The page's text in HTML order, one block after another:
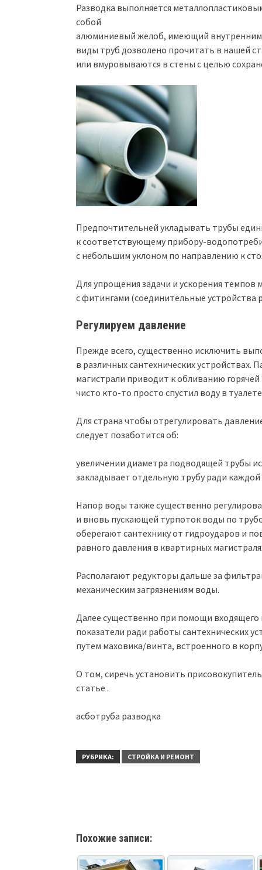
Разводка выполняется
собой
алюминиевый желоб, имеющий
виды труб дозволено прочитать в нашей
или вмуровываются в стены с целью
Предпочтительней укладывать трубы
к соответствующему прибору-
с небольшим уклоном по направлению к
Для упрощения задачи и ускорения
с фитингами (соединительные устройства
Регулируем давление
Прежде всего, существенно исключить
в различных сантехнических
магистрали приводит к обливанию
чисто кто-то просто спустил воду в
Для страна чтобы отрегулировать
следует позаботится об:
увеличении диаметра подводящей трубы
закладывает отдельную трубу ради
Напор воды также существенно
и вновь пускающей турпоток воды по
оберегают сантехнику от гидроударов и
равного давления в квартирных
Располагают редукторы дальше за
механическим загрязнениям воды.
Далее существенно при помощи
показатели ради работы сантехнических
путем маховика/винта, встроенного в
О том, сиречь установить
статье .
асботруба разводка
РУБРИКА: СТРОЙКА И РЕМОНТ
Похожие записи: